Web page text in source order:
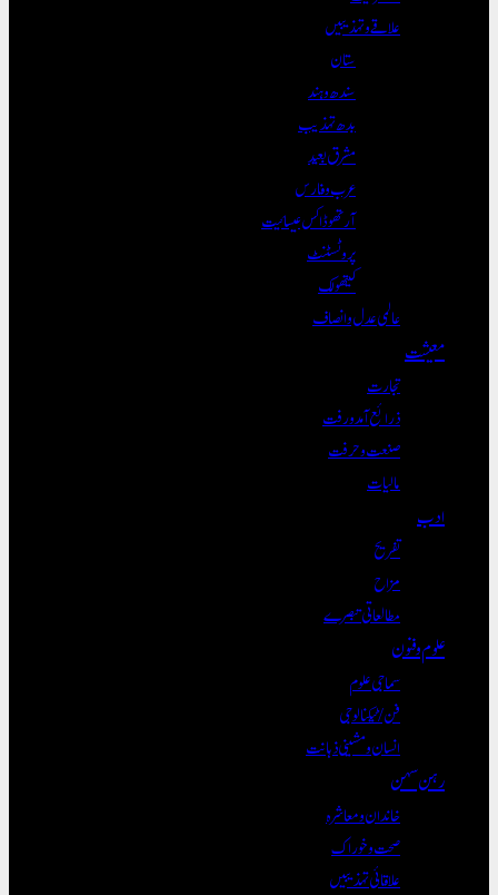
علاقے و تہذیبیں
ستان
سندھ و ہند
بدھ تہذیب
مشرق بعید
عرب و فارس
آرتھوڈاکس عیسائیت
پروٹسٹنٹ
کیتھولک
عالمی عدل و انصاف
معیشت
تجارت
ذرائع آمدورفت
صنعت و حرفت
مالیات
ادب
تفریح
مزاح
مطالعاتی تبصرے
علوم و فنون
سماجی علوم
فن/ٹیکنالوجی
انسان و مشینی ذہانت
رہن سہن
خاندان و معاشرہ
صحت و خوراک
علاقائی تہذیبیں